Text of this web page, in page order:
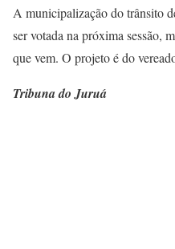
A municipalização do trânsito
ser votada na próxima sessão,
que vem. O projeto é do
Tribuna do Juruá